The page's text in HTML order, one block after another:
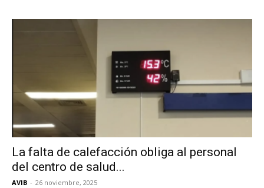
La falta de calefacción obliga al personal
del centro de salud...
AVIB - 26 noviembre, 2025